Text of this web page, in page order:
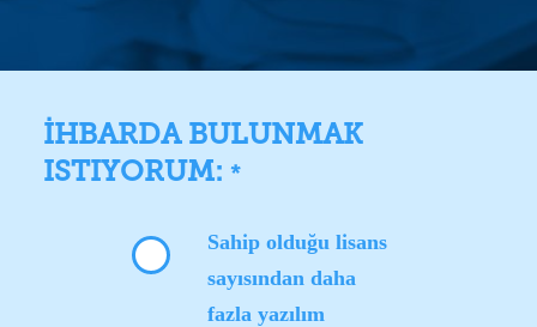
İHBARDA BULUNMAK
ISTIYORUM: *
Sahip olduğu lisans
sayısından daha
fazla yazılım